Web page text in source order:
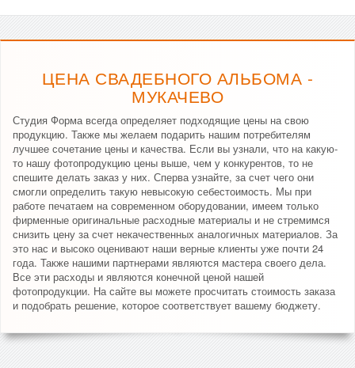
ЦЕНА СВАДЕБНОГО АЛЬБОМА -
МУКАЧЕВО
Студия Форма всегда определяет подходящие цены на свою
продукцию. Также мы желаем подарить нашим потребителям
лучшее сочетание цены и качества. Если вы узнали, что на какую-
то нашу фотопродукцию цены выше, чем у конкурентов, то не
спешите делать заказ у них. Сперва узнайте, за счет чего они
смогли определить такую невысокую себестоимость. Мы при
работе печатаем на современном оборудовании, имеем только
фирменные оригинальные расходные материалы и не стремимся
снизить цену за счет некачественных аналогичных материалов. За
это нас и высоко оценивают наши верные клиенты уже почти 24
года. Также нашими партнерами являются мастера своего дела.
Все эти расходы и являются конечной ценой нашей
фотопродукции. На сайте вы можете просчитать стоимость заказа
и подобрать решение, которое соответствует вашему бюджету.